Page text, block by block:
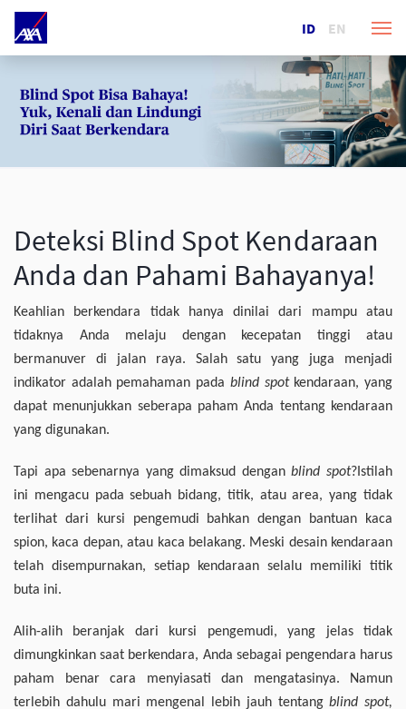
ID EN
Deteksi Blind Spot Kendaraan
Anda dan Pahami Bahayanya!
Keahlian berkendara tidak hanya dinilai dari mampu atau
tidaknya Anda melaju dengan kecepatan tinggi atau
bermanuver di jalan raya. Salah satu yang juga menjadi
indikator adalah pemahaman pada blind spotkendaraan, yang
dapat menunjukkan seberapa paham Anda tentang kendaraan
yang digunakan.
Tapi apa sebenarnya yang dimaksud denganblind spot?Istilah
ini mengacu pada sebuah bidang, titik, atau area, yang tidak
terlihat dari kursi pengemudi bahkan dengan bantuan kaca
spion, kaca depan, atau kaca belakang. Meski desain kendaraan
telah disempurnakan, setiap kendaraan selalu memiliki titik
buta ini.
Alih-alih beranjak dari kursi pengemudi, yang jelas tidak
dimungkinkan saat berkendara, Anda sebagai pengendara harus
paham benar cara menyiasati dan mengatasinya. Namun
terlebih dahulu mari mengenal lebih jauh tentangblind spot,